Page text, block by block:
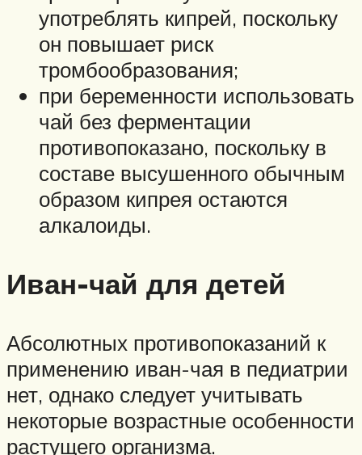
употреблять кипрей, поскольку
он повышает риск
тромбообразования;
при беременности использовать
чай без ферментации
противопоказано, поскольку в
составе высушенного обычным
образом кипрея остаются
алкалоиды.
Иван-чай для детей
Абсолютных противопоказаний к
применению иван-чая в педиатрии
нет, однако следует учитывать
некоторые возрастные особенности
растущего организма.